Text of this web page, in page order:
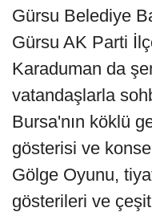
Gürsu Belediye
Gürsu AK Parti
Karaduman da
vatandaşlarla
Bursa'nın köklü
gösterisi ve
Gölge Oyunu,
gösterileri ve